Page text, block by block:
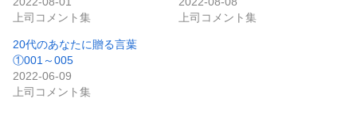
上司コメント集
上司コメント集
20代のあなたに贈る言葉
①001～005
2022-06-09
上司コメント集